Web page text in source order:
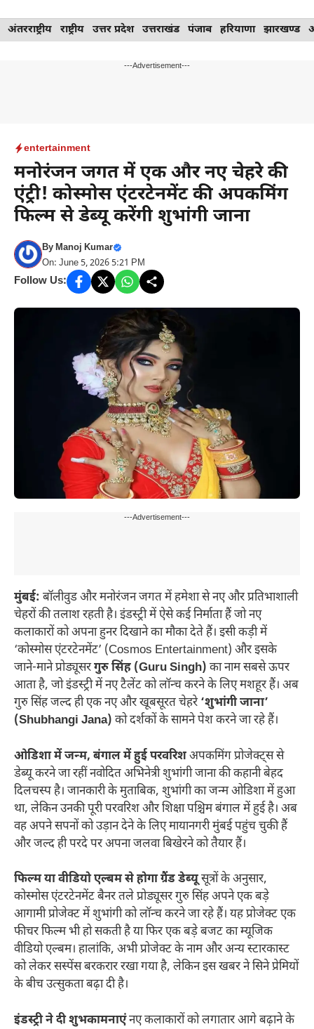
Skip
to
अंतरराष्ट्रीय राष्ट्रीय उत्तर प्रदेश उत्तराखंड पंजाब हरियाणा झारखण्ड
---Advertisement---
entertainment
मनोरंजन जगत में एक और नए चेहरे की
एंट्री! कोस्मोस एंटरटेनमेंट की अपकमिंग
फिल्म से डेब्यू करेंगी शुभांगी जाना
ByManoj Kumar
On: June 5, 2026 5:21 PM
Follow Us:
---Advertisement---
मुंबई: बॉलीवुड और मनोरंजन जगत में हमेशा से नए और प्रतिभाशाली
चेहरों की तलाश रहती है। इंडस्ट्री में ऐसे कई निर्माता हैं जो नए
कलाकारों को अपना हुनर दिखाने का मौका देते हैं। इसी कड़ी में
‘कोस्मोस एंटरटेनमेंट’ (Cosmos Entertainment) और इसके
जाने-माने प्रोड्यूसरगुरु सिंह (Guru Singh) का नाम सबसे ऊपर
आता है, जो इंडस्ट्री में नए टैलेंट को लॉन्च करने के लिए मशहूर हैं। अब
गुरु सिंह जल्द ही एक नए और खूबसूरत चेहरे‘शुभांगी जाना’
(Shubhangi Jana) को दर्शकों के सामने पेश करने जा रहे हैं।
ओडिशा में जन्म, बंगाल में हुई परवरिशअपकमिंग प्रोजेक्ट्स से
डेब्यू करने जा रहीं नवोदित अभिनेत्री शुभांगी जाना की कहानी बेहद
दिलचस्प है। जानकारी के मुताबिक, शुभांगी का जन्म ओडिशा में हुआ
था, लेकिन उनकी पूरी परवरिश और शिक्षा पश्चिम बंगाल में हुई है। अब
वह अपने सपनों को उड़ान देने के लिए मायानगरी मुंबई पहुंच चुकी हैं
और जल्द ही परदे पर अपना जलवा बिखेरने को तैयार हैं।
फिल्म या वीडियो एल्बम से होगा ग्रैंड डेब्यूसूत्रों के अनुसार,
कोस्मोस एंटरटेनमेंट बैनर तले प्रोड्यूसर गुरु सिंह अपने एक बड़े
आगामी प्रोजेक्ट में शुभांगी को लॉन्च करने जा रहे हैं। यह प्रोजेक्ट एक
फीचर फिल्म भी हो सकती है या फिर एक बड़े बजट का म्यूजिक
वीडियो एल्बम। हालांकि, अभी प्रोजेक्ट के नाम और अन्य स्टारकास्ट
को लेकर सस्पेंस बरकरार रखा गया है, लेकिन इस खबर ने सिने प्रेमियों
के बीच उत्सुकता बढ़ा दी है।
इंडस्ट्री ने दी शुभकामनाएंनए कलाकारों को लगातार आगे बढ़ाने के